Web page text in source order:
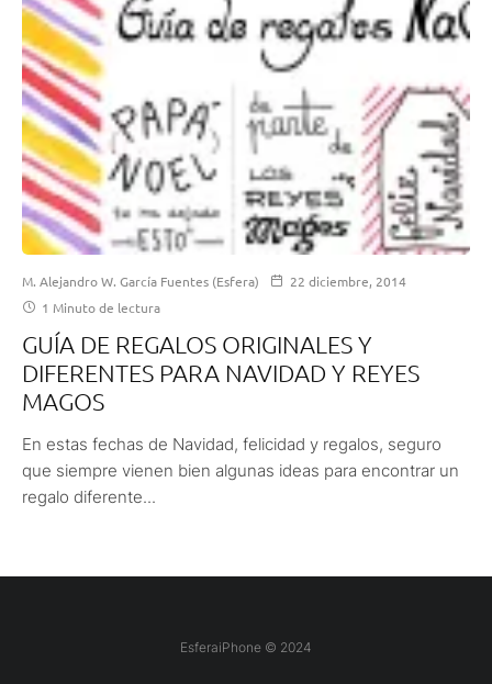
M. Alejandro W. García Fuentes (Esfera)
22 diciembre, 2014
1 Minuto de lectura
GUÍA DE REGALOS ORIGINALES Y
DIFERENTES PARA NAVIDAD Y REYES
MAGOS
En estas fechas de Navidad, felicidad y regalos, seguro
que siempre vienen bien algunas ideas para encontrar un
regalo diferente...
EsferaiPhone © 2024